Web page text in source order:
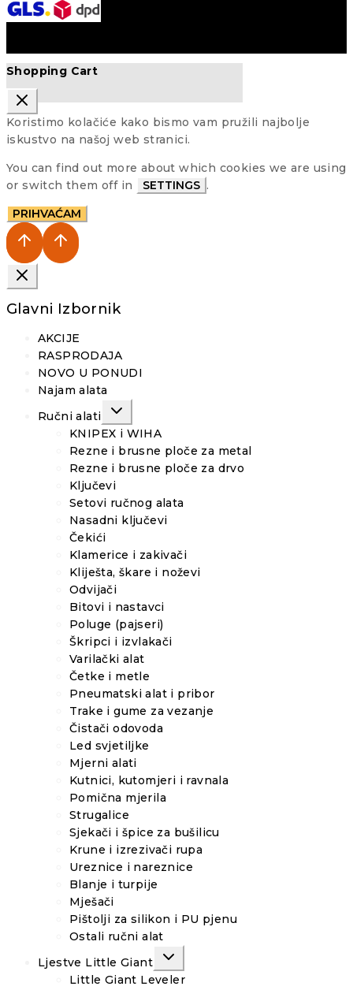
Shopping Cart
Koristimo kolačiće kako bismo vam pružili najbolje
iskustvo na našoj web stranici.
You can find out more about which cookies we are using
or switch them off in
SETTINGS .
PRIHVAĆAM
Glavni Izbornik
AKCIJE
RASPRODAJA
NOVO U PONUDI
Najam alata
Ručni alati
TOGGLE
MENU
KNIPEX i WIHA
Rezne i brusne ploče za metal
Rezne i brusne ploče za drvo
Ključevi
Setovi ručnog alata
Nasadni ključevi
Čekići
Klamerice i zakivači
Kliješta, škare i noževi
Odvijači
Bitovi i nastavci
Poluge (pajseri)
Škripci i izvlakači
Varilački alat
Četke i metle
Pneumatski alat i pribor
Trake i gume za vezanje
Čistači odovoda
Led svjetiljke
Mjerni alati
Kutnici, kutomjeri i ravnala
Pomična mjerila
Strugalice
Sjekači i špice za bušilicu
Krune i izrezivači rupa
Ureznice i nareznice
Blanje i turpije
Mješači
Pištolji za silikon i PU pjenu
Ostali ručni alat
Ljestve Little Giant
TOGGLE
MENU
Little Giant Leveler